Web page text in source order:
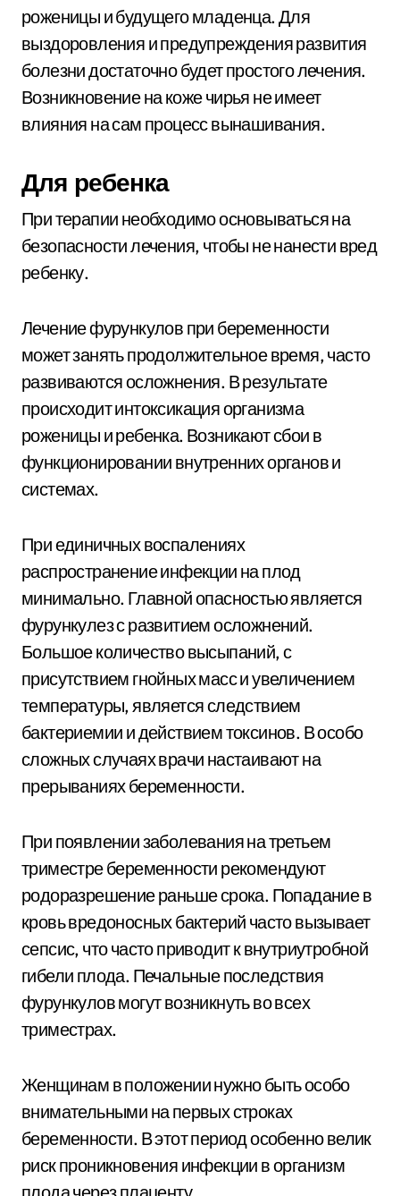
роженицы и будущего младенца. Для
выздоровления и предупреждения развития
болезни достаточно будет простого лечения.
Возникновение на коже чирья не имеет
влияния на сам процесс вынашивания.
Для ребенка
При терапии необходимо основываться на
безопасности лечения, чтобы не нанести вред
ребенку.
Лечение фурункулов при беременности
может занять продолжительное время, часто
развиваются осложнения. В результате
происходит интоксикация организма
роженицы и ребенка. Возникают сбои в
функционировании внутренних органов и
системах.
При единичных воспалениях
распространение инфекции на плод
минимально. Главной опасностью является
фурункулез с развитием осложнений.
Большое количество высыпаний, с
присутствием гнойных масс и увеличением
температуры, является следствием
бактериемии и действием токсинов. В особо
сложных случаях врачи настаивают на
прерываниях беременности.
При появлении заболевания на третьем
триместре беременности рекомендуют
родоразрешение раньше срока. Попадание в
кровь вредоносных бактерий часто вызывает
сепсис, что часто приводит к внутриутробной
гибели плода. Печальные последствия
фурункулов могут возникнуть во всех
триместрах.
Женщинам в положении нужно быть особо
внимательными на первых строках
беременности. В этот период особенно велик
риск проникновения инфекции в организм